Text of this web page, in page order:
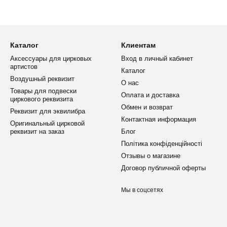
гимнастики – это специальные снаряды, с помощью
и стабильность, что критически важно для сложных
выдерживать значительные нагрузки и длительное
студиях.
атрибуты для цирковых артистов можно в нашем
особенности:
тестирование на разрыв в институте прочности.
Каталог
Аксессуары для цирковых
артистов
Воздушный реквизит
Товары для подвески
циркового реквизита
Реквизит для эквилибра
Оригинальный цирковой
реквизит на заказ
Клиентам
Вход в личный кабинет
Каталог
О нас
Оплата и доставка
Обмен и возврат
Контактная информация
Блог
Політика конфіденційності
Отзывы о магазине
Договор публичной оферты
Мы в соцсетях